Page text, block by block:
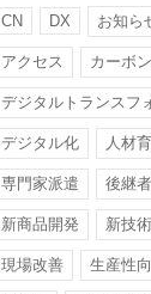
CN DX お知ら
アクセス カーボ
デジタルトランスフ
デジタル化 人材
専門家派遣 後継
新商品開発 新技
現場改善 生産性